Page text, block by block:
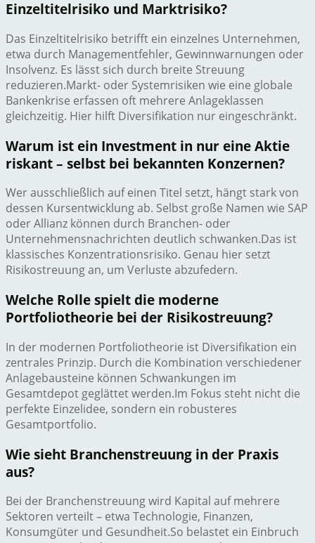
Einzeltitelrisiko und Marktrisiko?
Das Einzeltitelrisiko betrifft ein einzelnes Unternehmen,
etwa durch Managementfehler, Gewinnwarnungen oder
Insolvenz. Es lässt sich durch breite Streuung
reduzieren.Markt- oder Systemrisiken wie eine globale
Bankenkrise erfassen oft mehrere Anlageklassen
gleichzeitig. Hier hilft Diversifikation nur eingeschränkt.
Warum ist ein Investment in nur eine Aktie
riskant – selbst bei bekannten Konzernen?
Wer ausschließlich auf einen Titel setzt, hängt stark von
dessen Kursentwicklung ab. Selbst große Namen wie SAP
oder Allianz können durch Branchen- oder
Unternehmensnachrichten deutlich schwanken.Das ist
klassisches Konzentrationsrisiko. Genau hier setzt
Risikostreuung an, um Verluste abzufedern.
Welche Rolle spielt die moderne
Portfoliotheorie bei der Risikostreuung?
In der modernen Portfoliotheorie ist Diversifikation ein
zentrales Prinzip. Durch die Kombination verschiedener
Anlagebausteine können Schwankungen im
Gesamtdepot geglättet werden.Im Fokus steht nicht die
perfekte Einzelidee, sondern ein robusteres
Gesamtportfolio.
Wie sieht Branchenstreuung in der Praxis
aus?
Bei der Branchenstreuung wird Kapital auf mehrere
Sektoren verteilt – etwa Technologie, Finanzen,
Konsumgüter und Gesundheit.So belastet ein Einbruch